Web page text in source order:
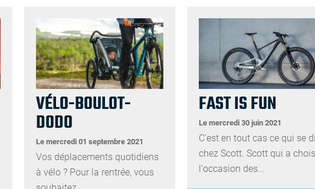
VÉLO-BOULOT-
DODO
Le mercredi 01 septembre 2021
Vos déplacements quotidiens
à vélo ? Pour la rentrée, vous
FAST IS FUN
Le mercredi 30 juin 2021
C'est en tout cas ce qui se
chez Scott. Scott qui a
l'occasion des...